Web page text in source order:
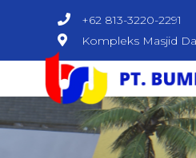
+62 813-3220-2291
Kompleks Masjid